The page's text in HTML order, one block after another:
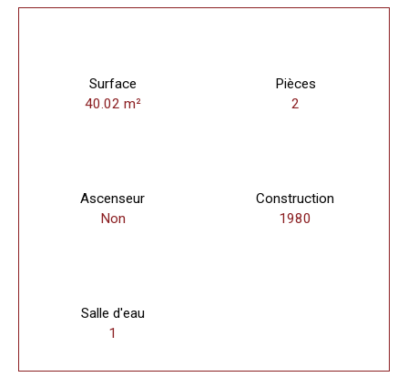
Surface
40.02 m²
Pièces
2
Ascenseur
Non
Construction
1980
Salle d'eau
1